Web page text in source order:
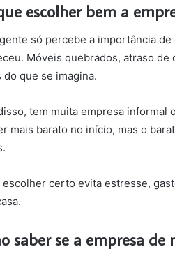
escolher bem a
só percebe a importância
Móveis quebrados, atraso
do que se imagina.
tem muita empresa informal
mais barato no início, mas o
escolher certo evita estresse,
saber se a empresa de